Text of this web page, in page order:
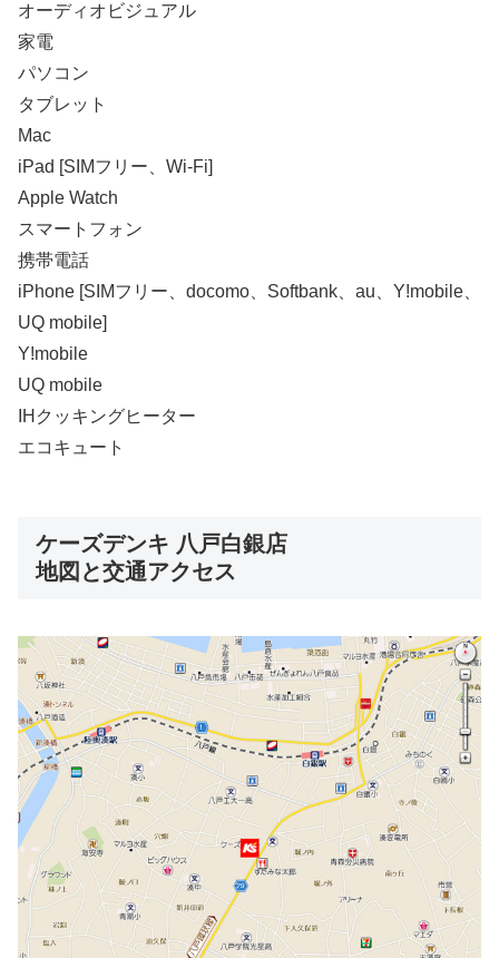
オーディオビジュアル
家電
パソコン
タブレット
Mac
iPad [SIMフリー、Wi-Fi]
Apple Watch
スマートフォン
携帯電話
iPhone [SIMフリー、docomo、Softbank、au、Y!mobile、
UQ mobile]
Y!mobile
UQ mobile
IHクッキングヒーター
エコキュート
ケーズデンキ 八戸白銀店
地図と交通アクセス